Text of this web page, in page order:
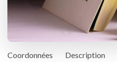
Coordonnées Description